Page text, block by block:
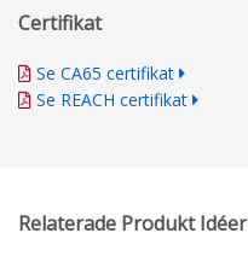
Certifikat
Se CA65 certifikat
Se REACH certifikat
Relaterade Produkt Idéer